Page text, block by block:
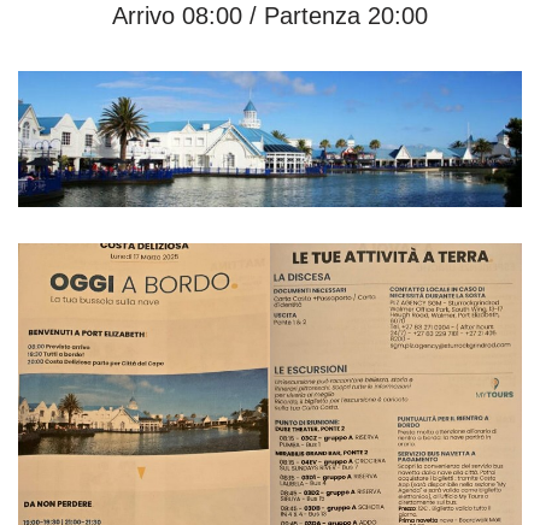
Arrivo 08:00 / Partenza 20:00